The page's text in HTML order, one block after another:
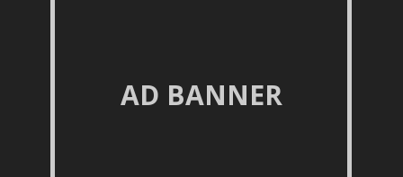
AD BANNER